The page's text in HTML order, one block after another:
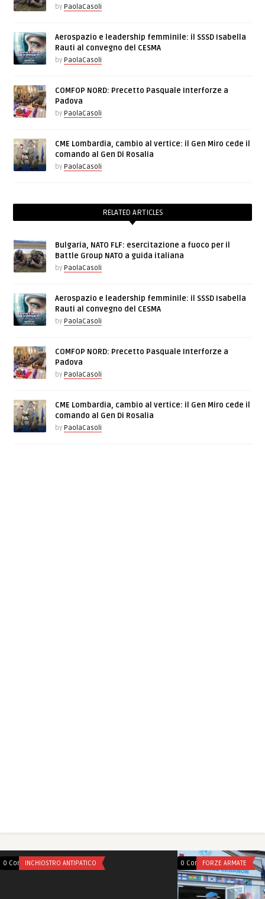
by PaolaCasoli
Aerospazio e leadership femminile: il SSSD Isabella
Rauti al convegno del CESMA
by PaolaCasoli
COMFOP NORD: Precetto Pasquale Interforze a
Padova
by PaolaCasoli
CME Lombardia, cambio al vertice: il Gen Miro cede il
comando al Gen Di Rosalia
by PaolaCasoli
RELATED ARTICLES
Bulgaria, NATO FLF: esercitazione a fuoco per il
Battle Group NATO a guida italiana
by PaolaCasoli
Aerospazio e leadership femminile: il SSSD Isabella
Rauti al convegno del CESMA
by PaolaCasoli
COMFOP NORD: Precetto Pasquale Interforze a
Padova
by PaolaCasoli
CME Lombardia, cambio al vertice: il Gen Miro cede il
comando al Gen Di Rosalia
by PaolaCasoli
0 CommentsINCHIOSTRO ANTIPATICO 0 CommentsFORZE ARMATE